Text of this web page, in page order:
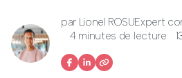
par Lionel ROSUExpert
4 minutes de lecture